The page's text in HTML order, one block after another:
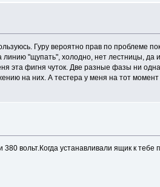
Гуру вероятно прав по проблеме
линию "щупать", холодно, нет лестницы,
эта фигня чуток. Две разные фазы ни
на них. А тестера у меня на тот момент
вольт.Когда устанавливали ящик к тебе